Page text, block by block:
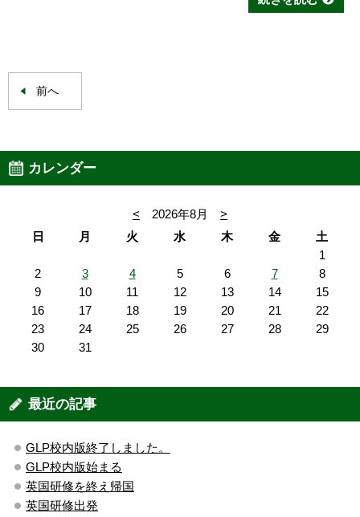
前へ
カレンダー
< 2026年8月
>
日
月 火 水 木 金
土
1
2
3 4 5 6 7
8
9
10 11 12 13 14
15
16
17 18 19 20 21
22
23
24 25 26 27 28
29
30
31
最近の記事
GLP校内版終了しました。
GLP校内版始まる
英国研修を終え帰国
英国研修出発